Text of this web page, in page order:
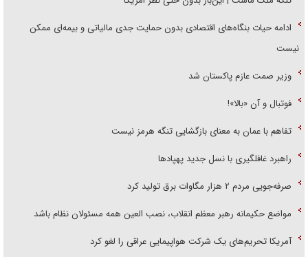
ادامه حیات بنگاه‌های اقتصادی بدون حمایت جدی مالیاتی و بیمه‌ای ممکن
نیست
وزیر صمت عازم پاکستان شد
فوتبال و آن «بالا»!
تفاهم با عمان به معنای بازگشایی تنگه هرمز نیست
راهبرد غافلگیری با نسل جدید پهپاد‌ها
صرفه‌جویی مردم ۲ هزار مگاوات برق تولید کرد
مواضع حکیمانه رهبر معظم انقلاب، نصب العین همه مسئولان نظام باشد
آمریکا تحریم‌های یک شرکت هواپیمایی عراقی را لغو کرد